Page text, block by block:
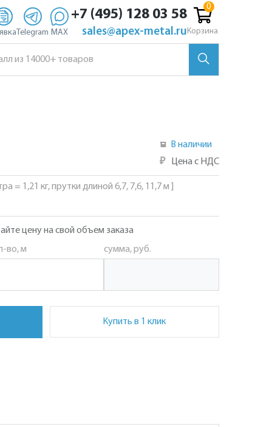
Telegram MAX
+7 (495) 128 03 58
sales@apex-metal.ru Корзина
В наличии
₽
Цена с НДС
= 1,21 кг, прутки длиной 6,7, 7,6, 11,7 м ]
цену на свой объем заказа
во, м
сумма, руб.
Купить в 1 клик